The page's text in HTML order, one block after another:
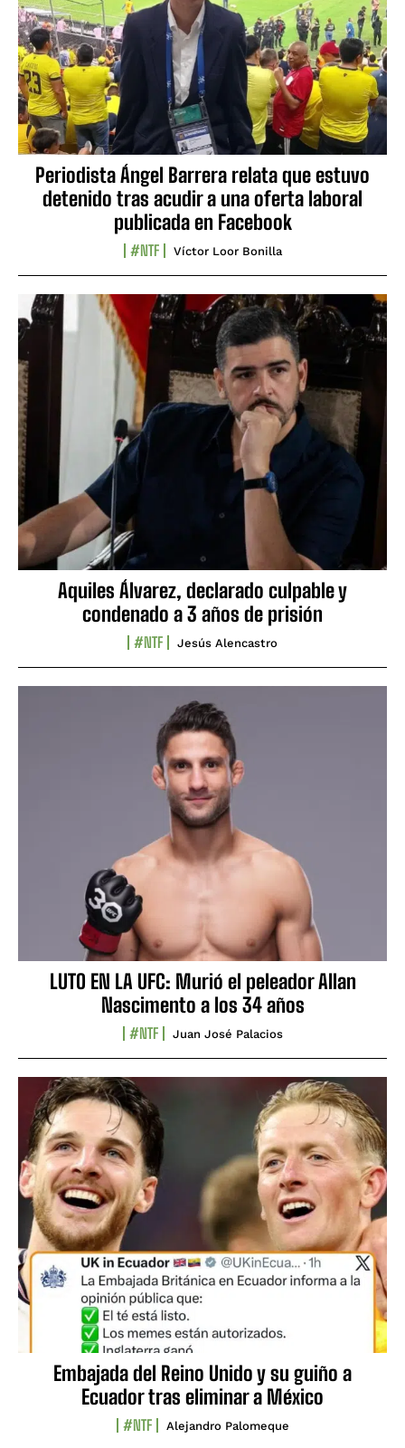
Periodista Ángel Barrera relata que estuvo
detenido tras acudir a una oferta laboral
publicada en Facebook
#NTF Víctor Loor Bonilla
Aquiles Álvarez, declarado culpable y
condenado a 3 años de prisión
#NTF Jesús Alencastro
LUTO EN LA UFC: Murió el peleador Allan
Nascimento a los 34 años
#NTF Juan José Palacios
Embajada del Reino Unido y su guiño a
Ecuador tras eliminar a México
#NTF Alejandro Palomeque